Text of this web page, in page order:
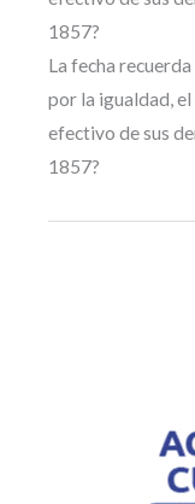
1857?
La fecha
por la igualdad,
efectivo de sus
1857?